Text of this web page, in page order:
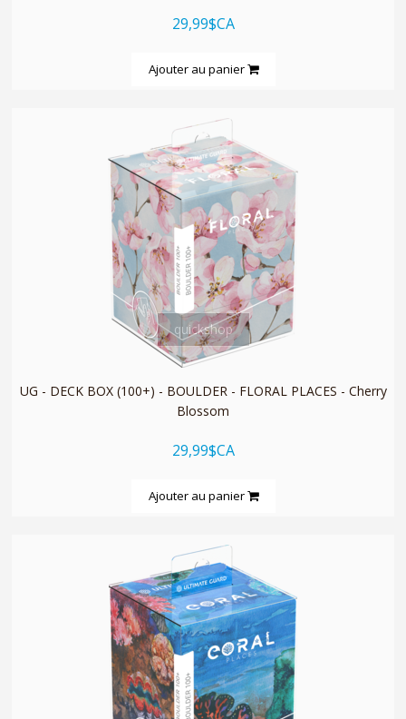
29,99$CA
Ajouter au panier
quickshop
UG - DECK BOX (100+) - BOULDER - FLORAL PLACES - Cherry
Blossom
29,99$CA
Ajouter au panier